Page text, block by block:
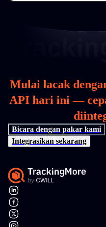
Mulai lacak
API hari ini —
Bicara dengan pakar kami
Integrasikan sekarang